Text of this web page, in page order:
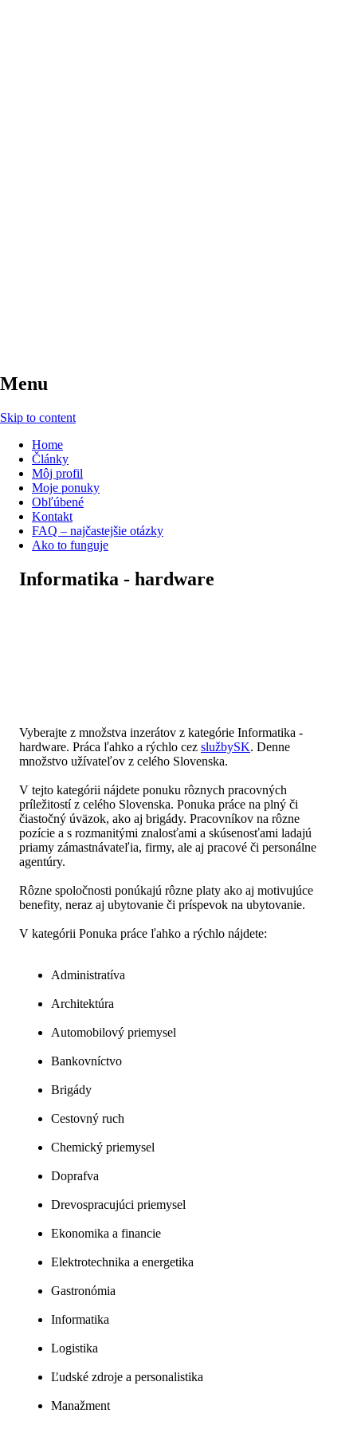
Menu
Skip to content
Home
Články
Môj profil
Moje ponuky
Obľúbené
Kontakt
FAQ – najčastejšie otázky
Ako to funguje
Informatika - hardware
Vyberajte z množstva inzerátov z kategórie Informatika -
hardware. Práca ľahko a rýchlo cez službySK. Denne
množstvo užívateľov z celého Slovenska.
V tejto kategórii nájdete ponuku rôznych pracovných
príležitostí z celého Slovenska. Ponuka práce na plný či
čiastočný úväzok, ako aj brigády. Pracovníkov na rôzne
pozície a s rozmanitými znalosťami a skúsenosťami ladajú
priamy zámastnávateľia, firmy, ale aj pracové či personálne
agentúry.
Rôzne spoločnosti ponúkajú rôzne platy ako aj motivujúce
benefity, neraz aj ubytovanie či príspevok na ubytovanie.
V kategórii Ponuka práce ľahko a rýchlo nájdete:
Administratíva
Architektúra
Automobilový priemysel
Bankovníctvo
Brigády
Cestovný ruch
Chemický priemysel
Doprafva
Drevospracujúci priemysel
Ekonomika a financie
Elektrotechnika a energetika
Gastronómia
Informatika
Logistika
Ľudské zdroje a personalistika
Manažment